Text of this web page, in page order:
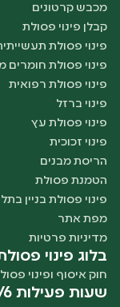
מכבש קרטונים
קבלן פינוי פסולת
פינוי פסולת
פינוי פסולת חומרים
פינוי פסולת רפואית
פינוי ברזל
פינוי פסולת עץ
פינוי זכוכית
הריסת מבנים
הטמנת פסולת
פינוי פסולת בניין
מפת אתר
מדיניות פרטיות
בלוג פינוי
חוק איסוף ופינוי
שעות פעילות 24/6